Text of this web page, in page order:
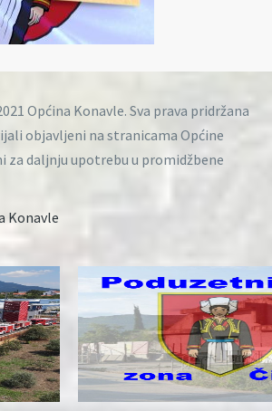
Općina Konavle. Sva prava pridržana
objavljeni na stranicama Općine
za daljnju upotrebu u promidžbene
Konavle